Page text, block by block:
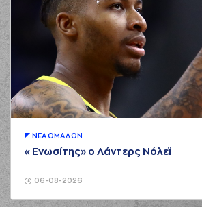
06-08-2026
ΝΕA ΟΜAΔΩΝ
«Ενωσίτης» ο Λάντερς Νόλεϊ